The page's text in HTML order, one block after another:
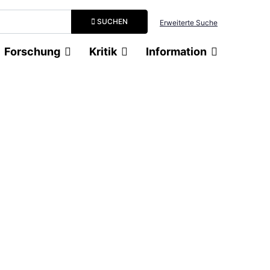
SUCHEN Erweiterte Suche
Forschung Kritik Information